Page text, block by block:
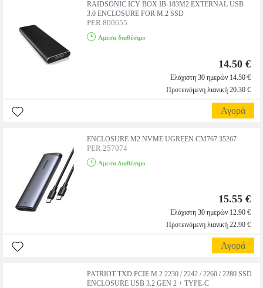
RAIDSONIC ICY BOX IB-183M2 EXTERNAL USB
3.0 ENCLOSURE FOR M.2 SSD
PER.800655
Αμεσα διαθέσιμο
14.50 €
Ελάχιστη 30 ημερών 14.50 €
Προτεινόμενη λιανική 20.30 €
Αγορά
ENCLOSURE M2 NVME UGREEN CM767 35267
PER.257074
Αμεσα διαθέσιμο
15.55 €
Ελάχιστη 30 ημερών 12.90 €
Προτεινόμενη λιανική 22.90 €
Αγορά
PATRIOT TXD PCIE M.2 2230 / 2242 / 2260 / 2280 SSD
ENCLOSURE USB 3.2 GEN 2 + TYPE-C